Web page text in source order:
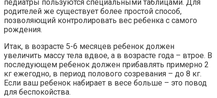
педиатры пользуются специальными таблицами. Для
родителей же существует более простой способ,
позволяющий контролировать вес ребенка с самого
рождения.
Итак, в возрасте 5-6 месяцев ребенок должен
увеличить массу тела вдвое, а в возрасте года – втрое. В
последующем ребенок должен прибавлять примерно 2
кг ежегодно, в период полового созревания – до 8 кг.
Если ваш ребенок набирает в весе больше – это повод
для беспокойства.